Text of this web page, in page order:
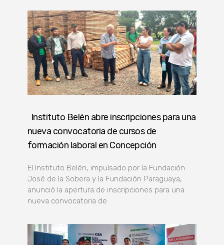
Instituto Belén abre inscripciones para una
nueva convocatoria de cursos de
formación laboral en Concepción
El Instituto Belén, impulsado por la Fundación
José de la Sobera y la Fundación Paraguaya,
anunció la apertura de inscripciones para una
nueva convocatoria de